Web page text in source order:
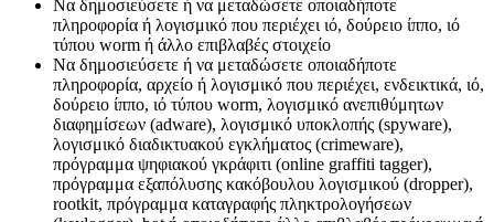
Να δημοσιεύσετε ή να μεταδώσετε οποιαδήποτε
πληροφορία ή λογισμικό που περιέχει ιό, δούρειο ίππο, ιό
τύπου worm ή άλλο επιβλαβές στοιχείο
Να δημοσιεύσετε ή να μεταδώσετε οποιαδήποτε
πληροφορία, αρχείο ή λογισμικό που περιέχει, ενδεικτικά, ιό,
δούρειο ίππο, ιό τύπου worm, λογισμικό ανεπιθύμητων
διαφημίσεων (adware), λογισμικό υποκλοπής (spyware),
λογισμικό διαδικτυακού εγκλήματος (crimeware),
πρόγραμμα ψηφιακού γκράφιτι (online graffiti tagger),
πρόγραμμα εξαπόλυσης κακόβουλου λογισμικού (dropper),
rootkit, πρόγραμμα καταγραφής πληκτρολογήσεων